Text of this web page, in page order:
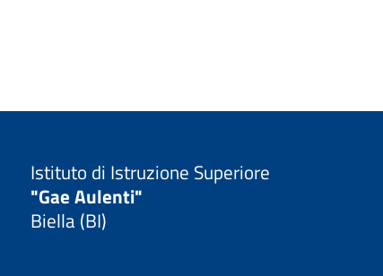
Istituto di Istruzione Superiore
"Gae Aulenti"
Biella (BI)